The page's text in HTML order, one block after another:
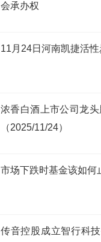
会承办权
11月24日河南凯捷活
浓香白酒上市公司龙
（2025/11/24）
市场下跌时基金该如何
传音控股成立智行科